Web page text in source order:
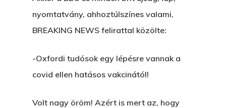
nyomtatvány, ahhoztúlszínes valami,
BREAKING NEWS felirattal közölte:
-Oxfordi tudósok egy lépésre vannak a
covid ellen hatásos vakcinától!
Volt nagy öröm! Azért is mert az, hogy